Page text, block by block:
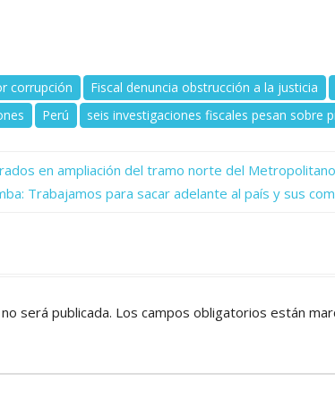
corrupción Fiscal denuncia obstrucción a la justicia
Perú seis investigaciones fiscales pesan sobre
en ampliación del tramo norte del Metropolitano
Trabajamos para sacar adelante al país y sus
será publicada. Los campos obligatorios están